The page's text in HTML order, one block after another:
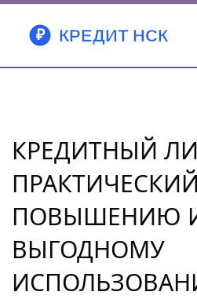
КРЕДИТНЫЙ
ПОВЫШЕНИЮ
ВЫГОДНОМУ